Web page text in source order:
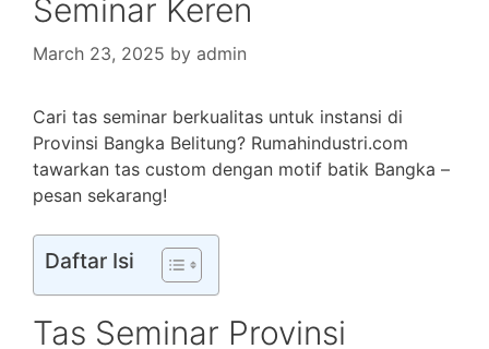
Seminar Keren
March 23, 2025 by admin
Cari tas seminar berkualitas untuk instansi di
Provinsi Bangka Belitung? Rumahindustri.com
tawarkan tas custom dengan motif batik Bangka –
pesan sekarang!
Daftar Isi
Tas Seminar Provinsi